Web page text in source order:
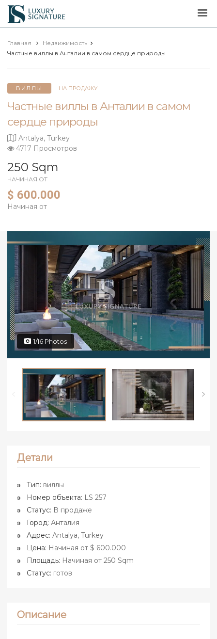
Luxury
Signature
Главная
Недвижимость
Частные виллы в Анталии в самом сердце природы
ВИЛЛЫ НА ПРОДАЖУ
Частные виллы в Анталии в самом
сердце природы
Antalya, Turkey
4717 Просмотров
250 Sqm
НАЧИНАЯ ОТ
$ 600.000
Начиная от
1/16 Photos
Детали
Тип: виллы
Номер объекта: LS 257
Статус: В продаже
Город: Анталия
Адрес: Antalya, Turkey
Цена: Начиная от $ 600.000
Площадь: Начиная от 250 Sqm
Статус: готов
Описание